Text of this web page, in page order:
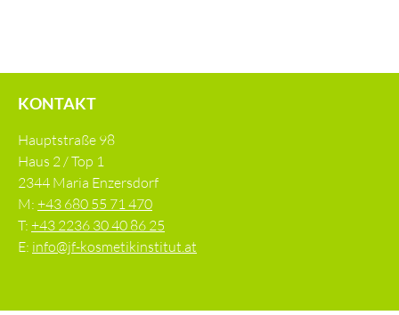
KONTAKT
Hauptstraße 98
Haus 2 / Top 1
2344 Maria Enzersdorf
M: +43 680 55 71 470
T: +43 2236 30 40 86 25
E: info@jf-kosmetikinstitut.at